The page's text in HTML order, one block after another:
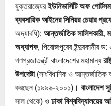
যুক্তরাজ্যেরইউনিভার্সিটি অফ
ব্যবসায়িক আইনের সিনিয়র চেয়ার
অদ্যাবধি); আন্তর্জাতিক সালিশকারী,
অধ্যাপক, পিরোজপুরের ইন্দুরকানীর
গণপ্রজাতন্ত্রী বাংলাদেশের মহামান্য
উপদেষ্টা (সাংবিধানিক ও
করছেন (১৯৯৬-২০০১)। বাংলাদেশ
সাল থেকে) ও ঢাকা